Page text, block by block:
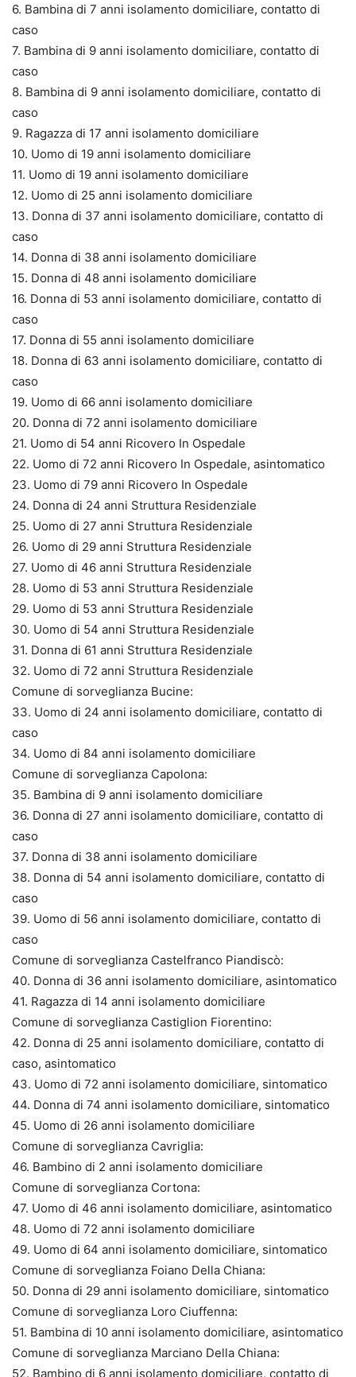
6. Bambina di 7 anni isolamento domiciliare, contatto di
caso
7. Bambina di 9 anni isolamento domiciliare, contatto di
caso
8. Bambina di 9 anni isolamento domiciliare, contatto di
caso
9. Ragazza di 17 anni isolamento domiciliare
10. Uomo di 19 anni isolamento domiciliare
11. Uomo di 19 anni isolamento domiciliare
12. Uomo di 25 anni isolamento domiciliare
13. Donna di 37 anni isolamento domiciliare, contatto di
caso
14. Donna di 38 anni isolamento domiciliare
15. Donna di 48 anni isolamento domiciliare
16. Donna di 53 anni isolamento domiciliare, contatto di
caso
17. Donna di 55 anni isolamento domiciliare
18. Donna di 63 anni isolamento domiciliare, contatto di
caso
19. Uomo di 66 anni isolamento domiciliare
20. Donna di 72 anni isolamento domiciliare
21. Uomo di 54 anni Ricovero In Ospedale
22. Uomo di 72 anni Ricovero In Ospedale, asintomatico
23. Uomo di 79 anni Ricovero In Ospedale
24. Donna di 24 anni Struttura Residenziale
25. Uomo di 27 anni Struttura Residenziale
26. Uomo di 29 anni Struttura Residenziale
27. Uomo di 46 anni Struttura Residenziale
28. Uomo di 53 anni Struttura Residenziale
29. Uomo di 53 anni Struttura Residenziale
30. Uomo di 54 anni Struttura Residenziale
31. Donna di 61 anni Struttura Residenziale
32. Uomo di 72 anni Struttura Residenziale
Comune di sorveglianza Bucine:
33. Uomo di 24 anni isolamento domiciliare, contatto di
caso
34. Uomo di 84 anni isolamento domiciliare
Comune di sorveglianza Capolona:
35. Bambina di 9 anni isolamento domiciliare
36. Donna di 27 anni isolamento domiciliare, contatto di
caso
37. Donna di 38 anni isolamento domiciliare
38. Donna di 54 anni isolamento domiciliare, contatto di
caso
39. Uomo di 56 anni isolamento domiciliare, contatto di
caso
Comune di sorveglianza Castelfranco Piandiscò:
40. Donna di 36 anni isolamento domiciliare, asintomatico
41. Ragazza di 14 anni isolamento domiciliare
Comune di sorveglianza Castiglion Fiorentino:
42. Donna di 25 anni isolamento domiciliare, contatto di
caso, asintomatico
43. Uomo di 72 anni isolamento domiciliare, sintomatico
44. Donna di 74 anni isolamento domiciliare, sintomatico
45. Uomo di 26 anni isolamento domiciliare
Comune di sorveglianza Cavriglia:
46. Bambino di 2 anni isolamento domiciliare
Comune di sorveglianza Cortona:
47. Uomo di 46 anni isolamento domiciliare, asintomatico
48. Uomo di 72 anni isolamento domiciliare
49. Uomo di 64 anni isolamento domiciliare, sintomatico
Comune di sorveglianza Foiano Della Chiana:
50. Donna di 29 anni isolamento domiciliare, sintomatico
Comune di sorveglianza Loro Ciuffenna:
51. Bambina di 10 anni isolamento domiciliare, asintomatico
Comune di sorveglianza Marciano Della Chiana:
52. Bambino di 6 anni isolamento domiciliare, contatto di